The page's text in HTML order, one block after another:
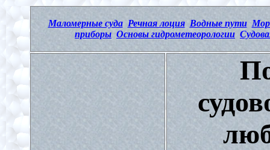
Маломерные суда Речная лоция Водные пути
приборы Основы гидрометеорологии